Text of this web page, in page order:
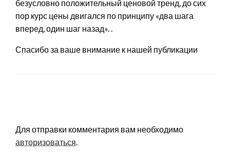
безусловно положительный ценовой тренд, до сих
пор курс цены двигался по принципу «два шага
вперед, один шаг назад». .
Спасибо за ваше внимание к нашей публикации
Для отправки комментария вам необходимо
авторизоваться.